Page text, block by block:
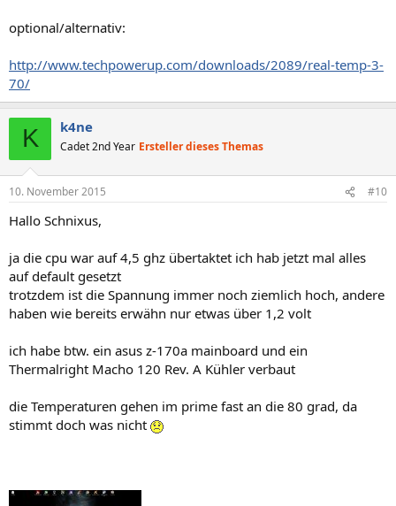
optional/alternativ:
http://www.techpowerup.com/downloads/2089/real-temp-3-
70/
K k4ne
Cadet 2nd Year Ersteller dieses Themas
10. November 2015 #10
Hallo Schnixus,
ja die cpu war auf 4,5 ghz übertaktet ich hab jetzt mal alles
auf default gesetzt
trotzdem ist die Spannung immer noch ziemlich hoch, andere
haben wie bereits erwähn nur etwas über 1,2 volt
ich habe btw. ein asus z-170a mainboard und ein
Thermalright Macho 120 Rev. A Kühler verbaut
die Temperaturen gehen im prime fast an die 80 grad, da
stimmt doch was nicht